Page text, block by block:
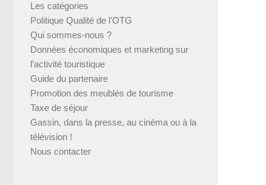
Les catégories
Politique Qualité de l'OTG
Qui sommes-nous ?
Données économiques et marketing sur
l’activité touristique
Guide du partenaire
Promotion des meublés de tourisme
Taxe de séjour
Gassin, dans la presse, au cinéma ou à la
télévision !
Nous contacter